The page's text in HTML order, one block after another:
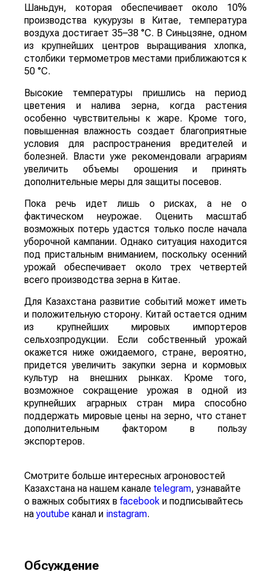
Шаньдун, которая обеспечивает около 10%
производства кукурузы в Китае, температура
воздуха достигает 35–38 °C. В Синьцзяне, одном
из крупнейших центров выращивания хлопка,
столбики термометров местами приближаются к
50 °C.
Высокие температуры пришлись на период
цветения и налива зерна, когда растения
особенно чувствительны к жаре. Кроме того,
повышенная влажность создает благоприятные
условия для распространения вредителей и
болезней. Власти уже рекомендовали аграриям
увеличить объемы орошения и принять
дополнительные меры для защиты посевов.
Пока речь идет лишь о рисках, а не о
фактическом неурожае. Оценить масштаб
возможных потерь удастся только после начала
уборочной кампании. Однако ситуация находится
под пристальным вниманием, поскольку осенний
урожай обеспечивает около трех четвертей
всего производства зерна в Китае.
Для Казахстана развитие событий может иметь
и положительную сторону. Китай остается одним
из крупнейших мировых импортеров
сельхозпродукции. Если собственный урожай
окажется ниже ожидаемого, стране, вероятно,
придется увеличить закупки зерна и кормовых
культур на внешних рынках. Кроме того,
возможное сокращение урожая в одной из
крупнейших аграрных стран мира способно
поддержать мировые цены на зерно, что станет
дополнительным фактором в пользу
экспортеров.
Смотрите больше интересных агроновостей
Казахстана на нашем канале telegram, узнавайте
о важных событиях в facebook и подписывайтесь
наyoutube канал и instagram.
Обсуждение